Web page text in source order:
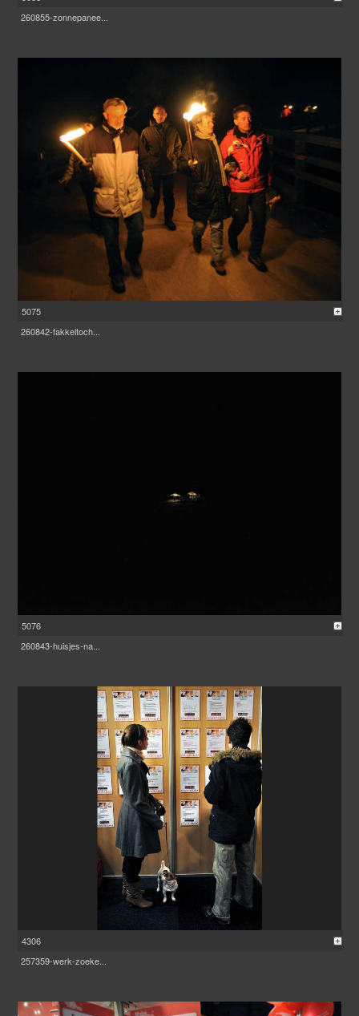
260855-zonnepanee...
5075
260842-fakkeltoch...
5076
260843-huisjes-na...
4306
257359-werk-zoeke...